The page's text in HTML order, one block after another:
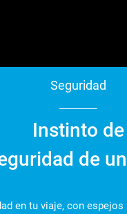
Seguridad
Instinto de
de
en tu viaje, con